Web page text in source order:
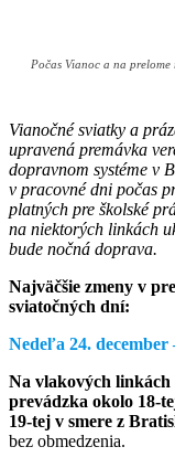
Počas Vianoc a na
Vianočné sviatky a
upravená premávka
dopravnom systéme v
v pracovné dni počas
platných pre školské
na niektorých linkách
bude nočná doprava.
Najväčšie zmeny v
sviatočných dní:
Nedeľa 24. december
Na vlakových linkách
prevádzka okolo 18-
19-tej v smere z
bez obmedzenia.